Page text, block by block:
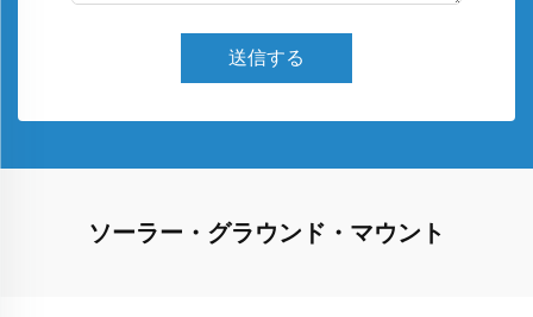
送信する
ソーラー・グラウンド・マウント